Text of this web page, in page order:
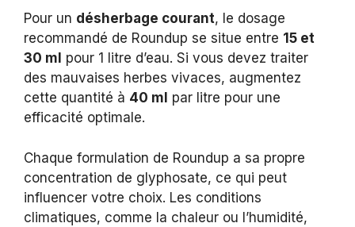
Pour un désherbage courant, le dosage
recommandé de Roundup se situe entre 15 et
30 ml pour 1 litre d’eau. Si vous devez traiter
des mauvaises herbes vivaces, augmentez
cette quantité à 40 ml par litre pour une
efficacité optimale.
Chaque formulation de Roundup a sa propre
concentration de glyphosate, ce qui peut
influencer votre choix. Les conditions
climatiques, comme la chaleur ou l’humidité,